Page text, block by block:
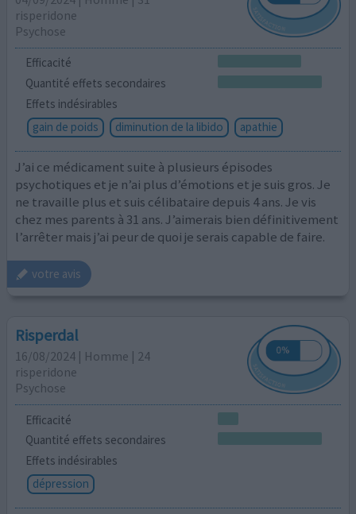
risperidone
Psychose
Efficacité
Quantité effets secondaires
Effets indésirables
gain de poids
diminution de la libido apathie
J’ai ce médicament suite à plusieurs épisodes
psychotiques et je n’ai plus d’émotions et je suis gros. Je
ne travaille plus et suis célibataire depuis 4 ans. Je vis
chez mes parents à 31 ans. J’aimerais bien définitivement
l’arrêter mais j’ai peur de quoi je serais capable de faire.
votre avis
Risperdal
16/08/2024 | Homme | 24
risperidone
Psychose
Efficacité
Quantité effets secondaires
Effets indésirables
dépression